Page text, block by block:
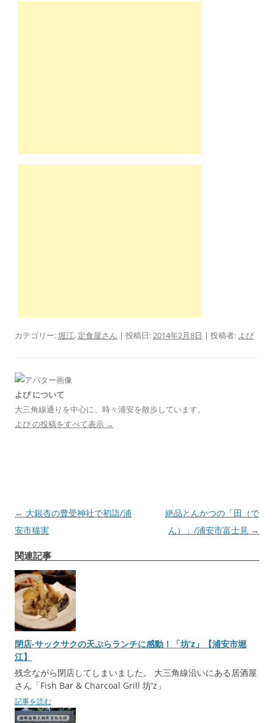
カテゴリー:堀江, 定食屋さん | 投稿日:2014年2月8日 | 投稿者: よぴ
よぴ について
大三角線通りを中心に、時々浦安を散歩しています。
よぴ の投稿をすべて表示 →
投
稿
ビ
ゲ
ー
シ
ョ
ン
← 大銀杏の豊受神社で初詣/浦
安市猫実
絶品とんかつの「田（で
ん）」/浦安市富士見 →
関連記事
閉店-サックサクの天ぷらランチに感動！「坊’z」【浦安市堀
江】
残念ながら閉店してしまいました。 大三角線沿いにある居酒屋
さん「Fish Bar & Charcoal Grill 坊'z」
記事を読む